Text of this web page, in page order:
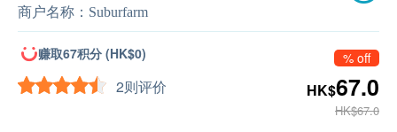
商户名称： Suburfarm
赚取67积分 (HK$0)
2则评价
% off
HK$67.0
HK$67.0